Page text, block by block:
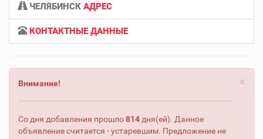
ЧЕЛЯБИНСК АДРЕС
КОНТАКТНЫЕ ДАННЫЕ
×
Внимание!
Со дня добавления прошло814 дня(ей). Данное
объявление считается - устаревшим. Предложение не